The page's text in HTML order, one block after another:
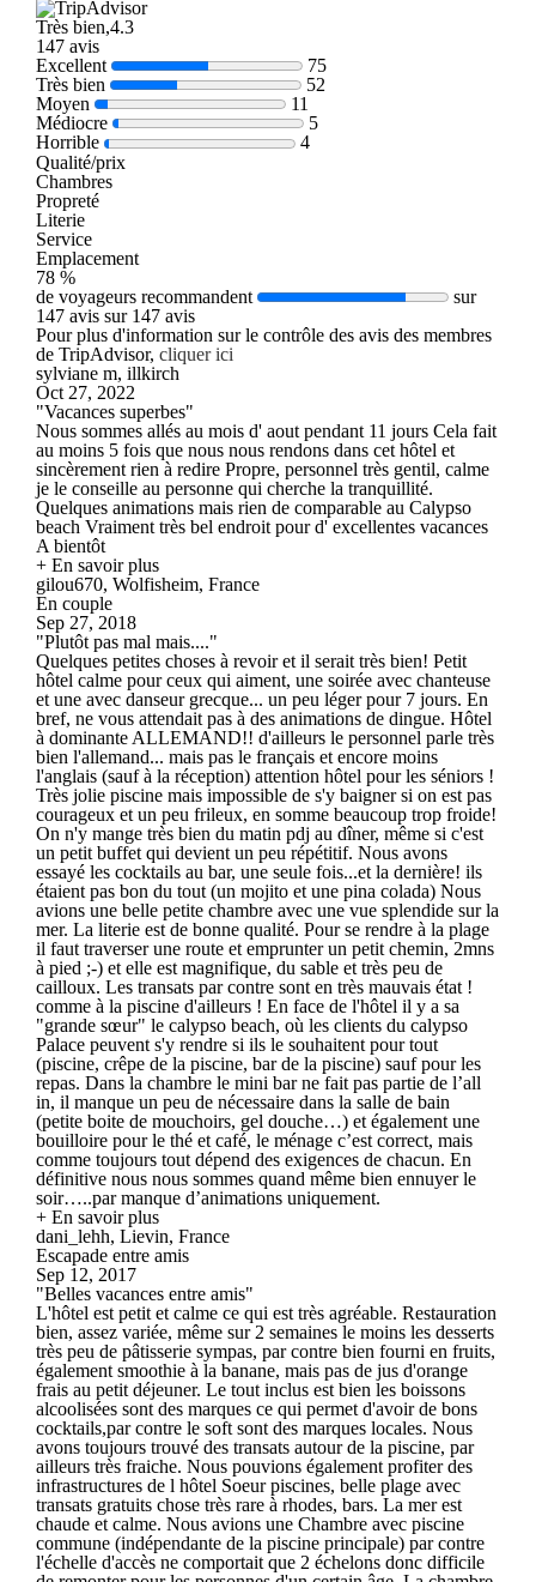
Très bien,4.3
147 avis
Excellent
75
Très bien
52
Moyen
11
Médiocre
5
Horrible
4
Qualité/prix
Chambres
Propreté
Literie
Service
Emplacement
78 %
de voyageurs recommandent
sur
147 avis sur 147 avis
Pour plus d'information sur le contrôle des avis des membres
de TripAdvisor, cliquer ici
sylviane m, illkirch
Oct 27, 2022
"Vacances superbes"
Nous sommes allés au mois d' aout pendant 11 jours Cela fait
au moins 5 fois que nous nous rendons dans cet hôtel et
sincèrement rien à redire Propre, personnel très gentil, calme
je le conseille au personne qui cherche la tranquillité.
Quelques animations mais rien de comparable au Calypso
beach Vraiment très bel endroit pour d' excellentes vacances
A bientôt
+ En savoir plus
gilou670, Wolfisheim, France
En couple
Sep 27, 2018
"Plutôt pas mal mais...."
Quelques petites choses à revoir et il serait très bien! Petit
hôtel calme pour ceux qui aiment, une soirée avec chanteuse
et une avec danseur grecque... un peu léger pour 7 jours. En
bref, ne vous attendait pas à des animations de dingue. Hôtel
à dominante ALLEMAND!! d'ailleurs le personnel parle très
bien l'allemand... mais pas le français et encore moins
l'anglais (sauf à la réception) attention hôtel pour les séniors !
Très jolie piscine mais impossible de s'y baigner si on est pas
courageux et un peu frileux, en somme beaucoup trop froide!
On n'y mange très bien du matin pdj au dîner, même si c'est
un petit buffet qui devient un peu répétitif. Nous avons
essayé les cocktails au bar, une seule fois...et la dernière! ils
étaient pas bon du tout (un mojito et une pina colada) Nous
avions une belle petite chambre avec une vue splendide sur la
mer. La literie est de bonne qualité. Pour se rendre à la plage
il faut traverser une route et emprunter un petit chemin, 2mns
à pied ;-) et elle est magnifique, du sable et très peu de
cailloux. Les transats par contre sont en très mauvais état !
comme à la piscine d'ailleurs ! En face de l'hôtel il y a sa
"grande sœur" le calypso beach, où les clients du calypso
Palace peuvent s'y rendre si ils le souhaitent pour tout
(piscine, crêpe de la piscine, bar de la piscine) sauf pour les
repas. Dans la chambre le mini bar ne fait pas partie de l’all
in, il manque un peu de nécessaire dans la salle de bain
(petite boite de mouchoirs, gel douche…) et également une
bouilloire pour le thé et café, le ménage c’est correct, mais
comme toujours tout dépend des exigences de chacun. En
définitive nous nous sommes quand même bien ennuyer le
soir…..par manque d’animations uniquement.
+ En savoir plus
dani_lehh, Lievin, France
Escapade entre amis
Sep 12, 2017
"Belles vacances entre amis"
L'hôtel est petit et calme ce qui est très agréable. Restauration
bien, assez variée, même sur 2 semaines le moins les desserts
très peu de pâtisserie sympas, par contre bien fourni en fruits,
également smoothie à la banane, mais pas de jus d'orange
frais au petit déjeuner. Le tout inclus est bien les boissons
alcoolisées sont des marques ce qui permet d'avoir de bons
cocktails,par contre le soft sont des marques locales. Nous
avons toujours trouvé des transats autour de la piscine, par
ailleurs très fraiche. Nous pouvions également profiter des
infrastructures de l hôtel Soeur piscines, belle plage avec
transats gratuits chose très rare à rhodes, bars. La mer est
chaude et calme. Nous avions une Chambre avec piscine
commune (indépendante de la piscine principale) par contre
l'échelle d'accès ne comportait que 2 échelons donc difficile